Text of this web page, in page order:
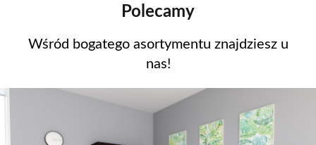
Polecamy
Wśród bogatego asortymentu znajdziesz u
nas!